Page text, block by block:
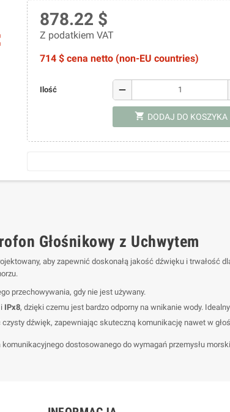
878.22 $
Z podatkiem VAT
714 $ cena netto (non-EU countries)
Ilość remove
shopping_cart DODAJ DO KOSZYKA
Głośnikowy z Uchwytem
aby zapewnić doskonałą jakość dźwięku i
przechowywania, gdy nie jest używany.
i IPx8, dzięki czemu jest bardzo odporny na wnikanie wody.
dźwięk, zapewniając skuteczną komunikację nawet w
dostosowanego do wymagań przemysłu